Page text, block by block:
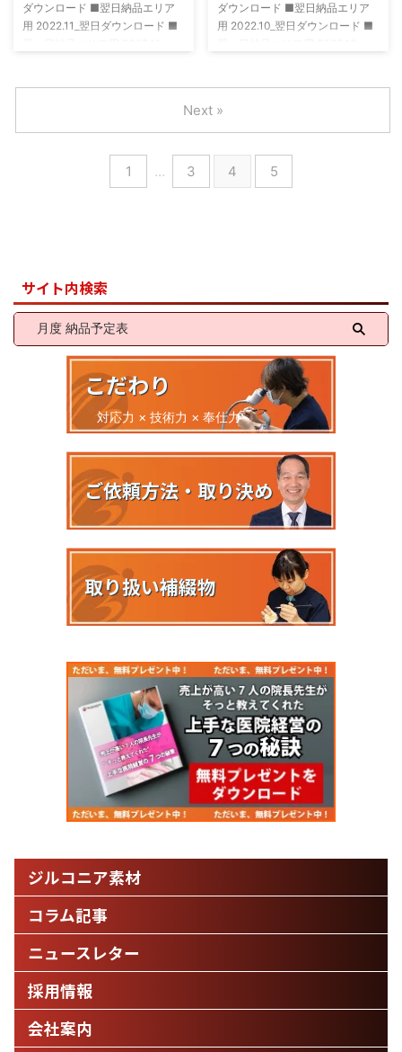
ダウンロード ■翌日納品エリア
用 2022.11_翌日ダウンロード ■
ダウンロード ■翌日納品エリア
用 2022.10_翌日ダウンロード ■
1 … 3 4 5
Next »
サイト内検索
こだわり
対応力 × 技術力 × 奉仕力
ご依頼方法・取り決め
取り扱い補綴物
ジルコニア素材
コラム記事
ニュースレター
採用情報
会社案内